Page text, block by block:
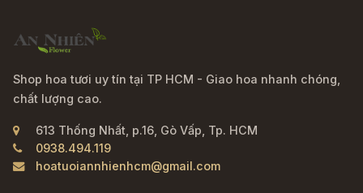
Shop hoa tươi uy tín tại TP HCM - Giao hoa nhanh chóng,
chất lượng cao.
613 Thống Nhất, p.16, Gò Vấp, Tp. HCM
0938.494.119
hoatuoiannhienhcm@gmail.com